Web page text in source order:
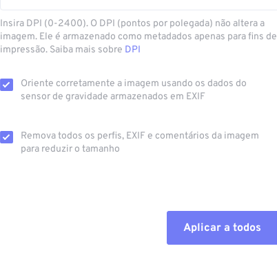
Insira DPI (0-2400). O DPI (pontos por polegada) não altera a
imagem. Ele é armazenado como metadados apenas para fins de
impressão. Saiba mais sobre DPI
Oriente corretamente a imagem usando os dados do
sensor de gravidade armazenados em EXIF
Remova todos os perfis, EXIF ​​e comentários da imagem
para reduzir o tamanho
Aplicar a todos